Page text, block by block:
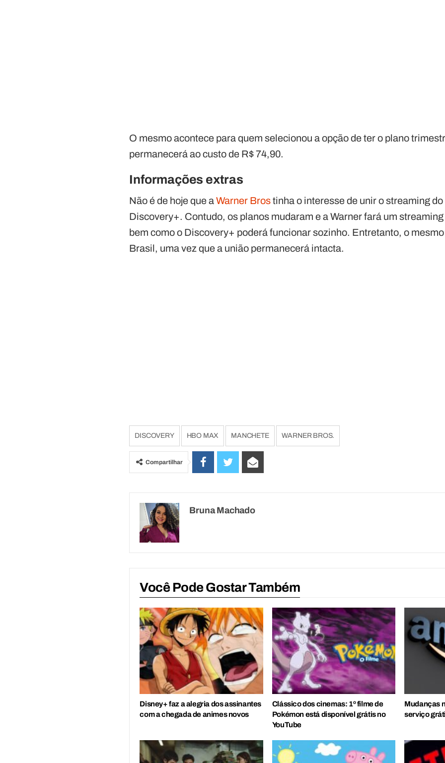
O mesmo acontece para quem selecionou a opção de ter o plano
permanecerá ao custo de R$ 74,90.
Informações extras
Não é de hoje que aWarner Brostinha o interesse de unir o streaming
Discovery+. Contudo, os planos mudaram e a Warner fará um
bem como o Discovery+ poderá funcionar sozinho. Entretanto, o
Brasil, uma vez que a união permanecerá intacta.
DISCOVERY HBO MAX MANCHETE WARNER BROS.
Compartilhar
Bruna Machado
Você Pode Gostar Também
Disney+ faz a alegria dos assinantes
com a chegada de animes novos
Clássico dos cinemas: 1º filme de
Pokémon está disponível grátis no
YouTube
Mudanças
serviço